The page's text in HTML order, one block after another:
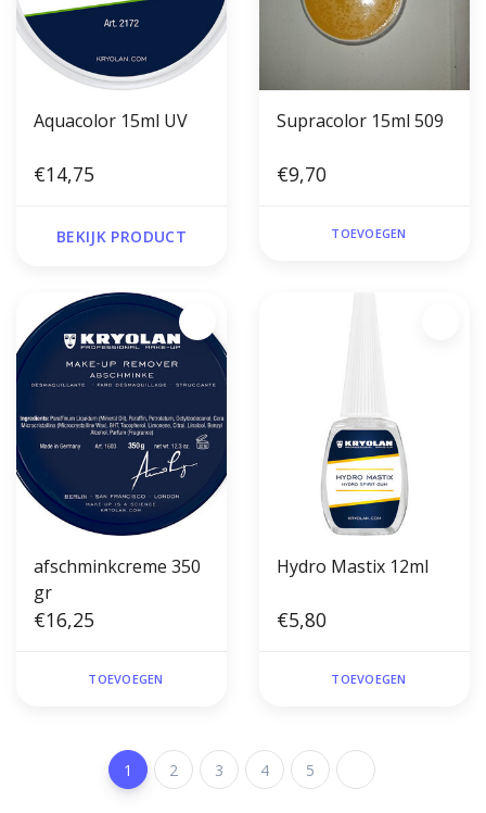
Aquacolor 15ml UV
€14,75
BEKIJK PRODUCT
Supracolor 15ml 509
€9,70
TOEVOEGEN
afschminkcreme 350
gr
€16,25
TOEVOEGEN
Hydro Mastix 12ml
€5,80
TOEVOEGEN
1 2 3 4 5